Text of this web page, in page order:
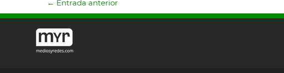
← Entrada anterior